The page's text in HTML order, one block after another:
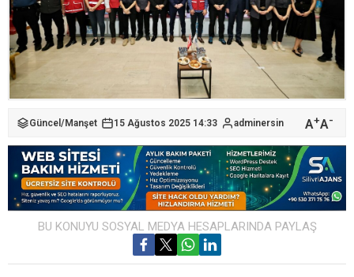
Güncel /Manşet 15 Ağustos 2025 14:33 adminersin A+A-
BU KONUYU SOSYAL MEDYA HESAPLARINDA PAYLAŞ